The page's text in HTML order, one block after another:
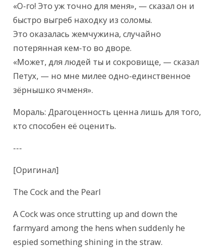
«О-го! Это уж точно для меня», — сказал он и
быстро выгреб находку из соломы.
Это оказалась жемчужина, случайно
потерянная кем-то во дворе.
«Может, для людей ты и сокровище, — сказал
Петух, — но мне милее одно-единственное
зёрнышко ячменя».
Мораль: Драгоценность ценна лишь для того,
кто способен её оценить.
---
[Оригинал]
The Cock and the Pearl
A Cock was once strutting up and down the
farmyard among the hens when suddenly he
espied something shining in the straw.